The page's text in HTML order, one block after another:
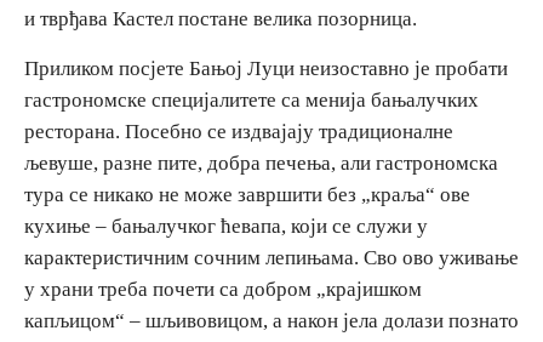
и тврђава Кастел постане велика позорница.
Приликом посјете Бањој Луци неизоставно је пробати
гастрономске специјалитете са менија бањалучких
ресторана. Посебно се издвајају традиционалне
љевуше, разне пите, добра печења, али гастрономска
тура се никако не може завршити без „краља“ ове
кухиње – бањалучког ћевапа, који се служи у
карактеристичним сочним лепињама. Сво ово уживање
у храни треба почети са добром „крајишком
капљицом“ – шљивовицом, а након јела долази познато